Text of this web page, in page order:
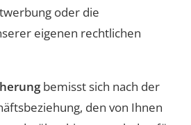
oder die
eigenen rechtlichen
bemisst sich nach der
den von Ihnen